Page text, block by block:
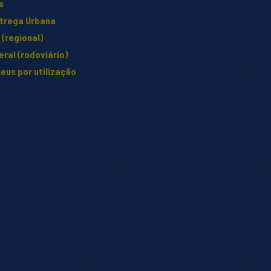
Urbana
(regional)
(rodoviário)
por utilização